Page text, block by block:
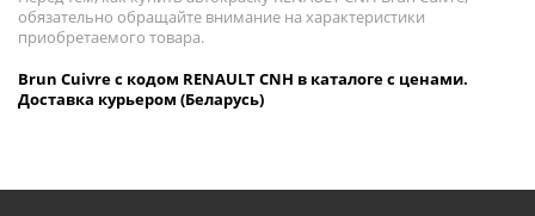
обязательно обращайте внимание на характеристики
приобретаемого товара.
Brun Cuivre с кодом RENAULT CNH в каталоге с ценами.
Доставка курьером (Беларусь)